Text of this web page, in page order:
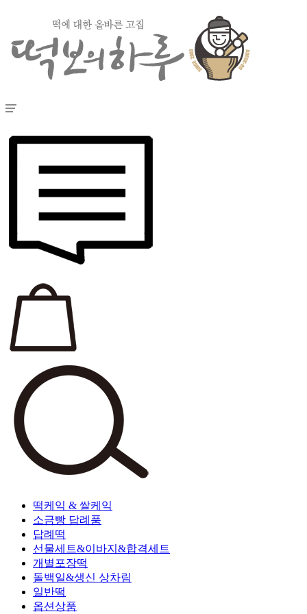
떡케익 & 쌀케익
소금빵 답례품
답례떡
선물세트&이바지&합격세트
개별포장떡
돌백일&생신 상차림
일반떡
옵션상품